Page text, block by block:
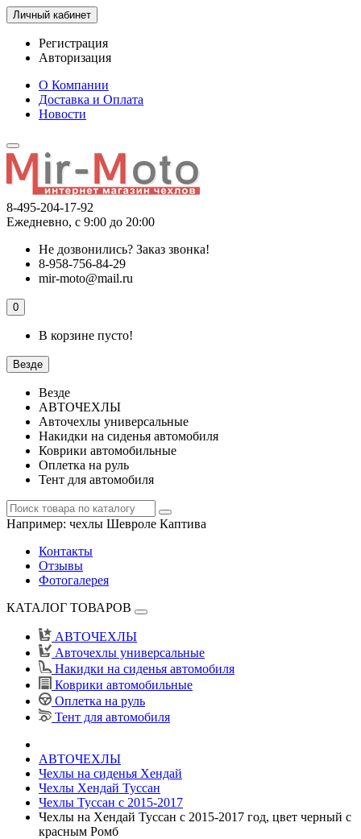
Личный кабинет
Регистрация
Авторизация
О Компании
Доставка и Оплата
Новости
8-495-204-17-92
Ежедневно, с 9:00 до 20:00
Не дозвонились? Заказ звонка!
8-958-756-84-29
mir-moto@mail.ru
0
В корзине пусто!
Везде
Везде
АВТОЧЕХЛЫ
Авточехлы универсальные
Накидки на сиденья автомобиля
Коврики автомобильные
Оплетка на руль
Тент для автомобиля
Например: чехлы Шевроле Каптива
Контакты
Отзывы
Фотогалерея
КАТАЛОГ ТОВАРОВ
АВТОЧЕХЛЫ
Авточехлы универсальные
Накидки на сиденья автомобиля
Коврики автомобильные
Оплетка на руль
Тент для автомобиля
АВТОЧЕХЛЫ
Чехлы на сиденья Хендай
Чехлы Хендай Туссан
Чехлы Туссан с 2015-2017
Чехлы на Хендай Туссан с 2015-2017 год, цвет черный с
красным Ромб